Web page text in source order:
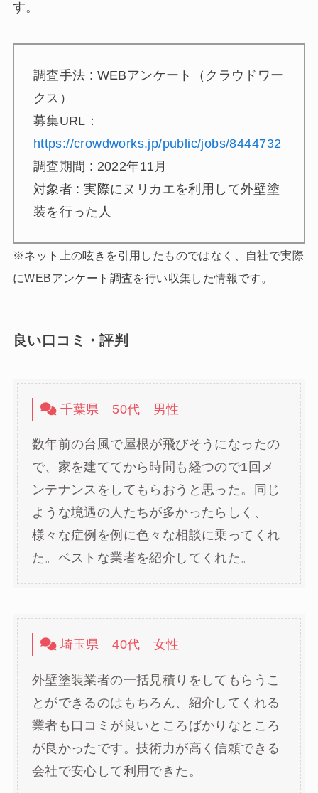
す。
調査手法 : WEBアンケート（クラウドワー
クス）
募集URL：
https://crowdworks.jp/public/jobs/8444732
調査期間 : 2022年11月
対象者 : 実際にヌリカエを利用して外壁塗
装を行った人
※ネット上の呟きを引用したものではなく、自社で実際
にWEBアンケート調査を行い収集した情報です。
良い口コミ・評判
千葉県 50代 男性
数年前の台風で屋根が飛びそうになったの
で、家を建ててから時間も経つので1回メ
ンテナンスをしてもらおうと思った。同じ
ような境遇の人たちが多かったらしく、
様々な症例を例に色々な相談に乗ってくれ
た。ベストな業者を紹介してくれた。
埼玉県 40代 女性
外壁塗装業者の一括見積りをしてもらうこ
とができるのはもちろん、紹介してくれる
業者も口コミが良いところばかりなところ
が良かったです。技術力が高く信頼できる
会社で安心して利用できた。